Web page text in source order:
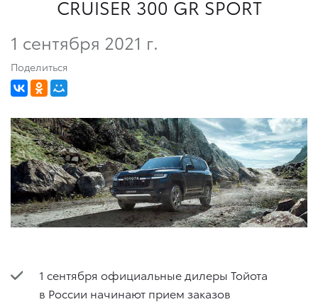
CRUISER 300 GR SPORT
1 сентября 2021 г.
Поделиться
1 сентября официальные дилеры Тойота
в России начинают прием заказов